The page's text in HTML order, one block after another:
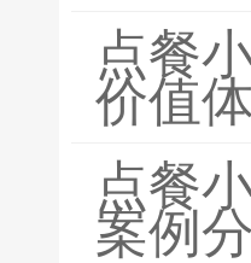
点餐
价值
点餐
案例